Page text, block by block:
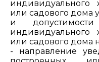
индивидуального
или садового дома
и
индивидуального
или садового дома
- направление